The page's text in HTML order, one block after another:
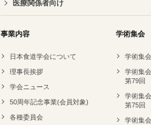
医療関係者向け
事業内容
日本食道学会について
理事長挨拶
学会ニュース
50周年記念事業(会員対象)
各種委員会
学術集会
学術集
学術集
第79回
学術集
第75回
学術集